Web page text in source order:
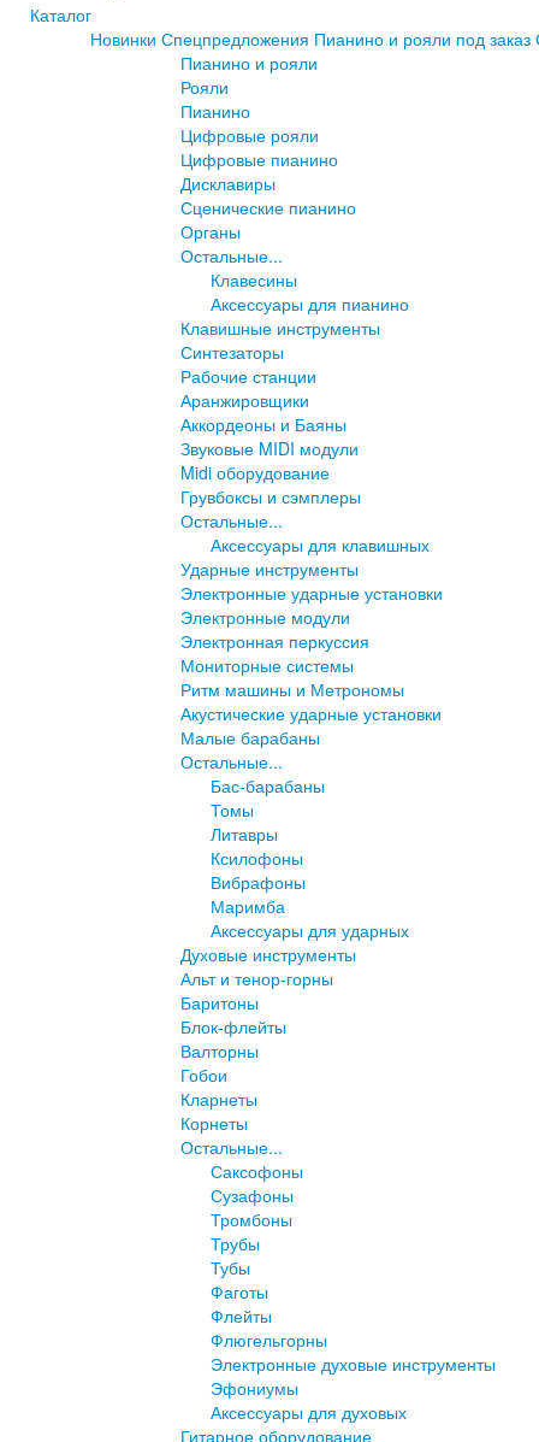
Каталог
Новинки Спецпредложения Пианино и рояли под заказ
Пианино и рояли
Рояли
Пианино
Цифровые рояли
Цифровые пианино
Дисклавиры
Сценические пианино
Органы
Остальные...
Клавесины
Аксессуары для пианино
Клавишные инструменты
Синтезаторы
Рабочие станции
Аранжировщики
Аккордеоны и Баяны
Звуковые MIDI модули
Midi оборудование
Грувбоксы и сэмплеры
Остальные...
Аксессуары для клавишных
Ударные инструменты
Электронные ударные установки
Электронные модули
Электронная перкуссия
Мониторные системы
Ритм машины и Метрономы
Акустические ударные установки
Малые барабаны
Остальные...
Бас-барабаны
Томы
Литавры
Ксилофоны
Вибрафоны
Маримба
Аксессуары для ударных
Духовые инструменты
Альт и тенор-горны
Баритоны
Блок-флейты
Валторны
Гобои
Кларнеты
Корнеты
Остальные...
Саксофоны
Сузафоны
Тромбоны
Трубы
Тубы
Фаготы
Флейты
Флюгельгорны
Электронные духовые инструменты
Эфониумы
Аксессуары для духовых
Гитарное оборудование